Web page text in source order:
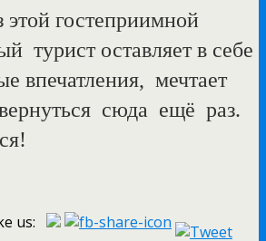
этой гостеприимной
турист оставляет в себе
впечатления, мечтает
сюда ещё раз.
us: